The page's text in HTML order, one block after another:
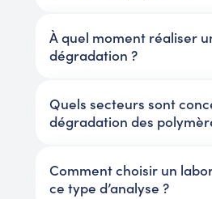
À quel moment réaliser
dégradation ?
Quels secteurs sont
dégradation des
Comment choisir un
ce type d’analyse ?